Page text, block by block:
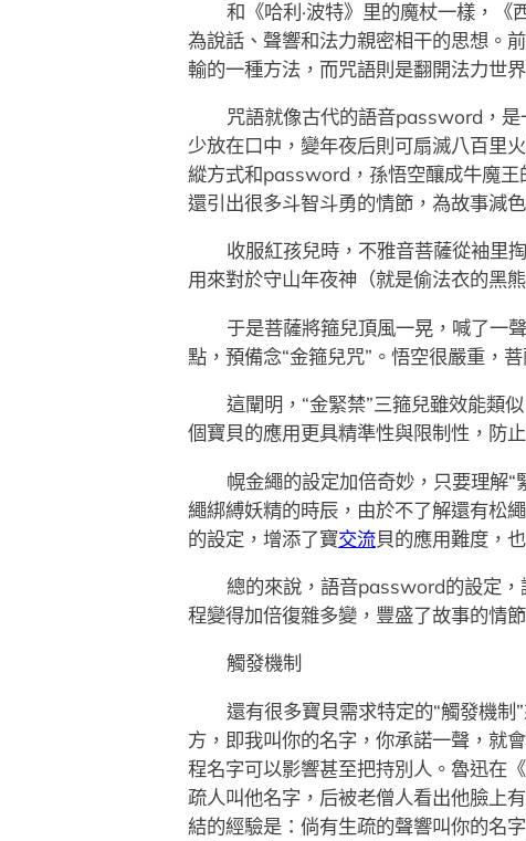
和《哈利·波特》里的魔杖一樣，
為說話、聲響和法力親密相干的思想。
輸的一種方法，而咒語則是翻開法力世
咒語就像古代的語音password，
少放在口中，變年夜后則可扇滅八百里
縱方式和password，孫悟空釀成牛魔
還引出很多斗智斗勇的情節，為故事減
收服紅孩兒時，不雅音菩薩從袖里
用來對於守山年夜神（就是偷法衣的黑
于是菩薩將箍兒頂風一晃，喊了一
點，預備念“金箍兒咒”。悟空很嚴重，
這闡明，“金緊禁”三箍兒雖效能類
個寶貝的應用更具精準性與限制性，防
幌金繩的設定加倍奇妙，只要理解
繩綁縛妖精的時辰，由於不了解還有松
的設定，增添了寶交流貝的應用難度，
總的來說，語音password的設定
程變得加倍復雜多變，豐盛了故事的情
觸發機制
還有很多寶貝需求特定的“觸發機
方，即我叫你的名字，你承諾一聲，就
程名字可以影響甚至把持別人。魯迅在
疏人叫他名字，后被老僧人看出他臉上
結的經驗是：倘有生疏的聲響叫你的名